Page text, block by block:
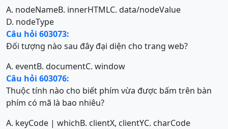
A. nodeNameB. innerHTMLC. data/nodeValue
D. nodeType
Câu hỏi 603073:
Đối tượng nào sau đây đại diện cho trang web?
A. eventB. documentC. window
Câu hỏi 603076:
Thuộc tính nào cho biết phím vừa được bấm trên bàn
phím có mã là bao nhiêu?
A. keyCode | whichB. clientX, clientYC. charCode